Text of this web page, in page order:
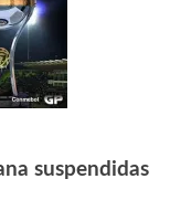
suspendidas